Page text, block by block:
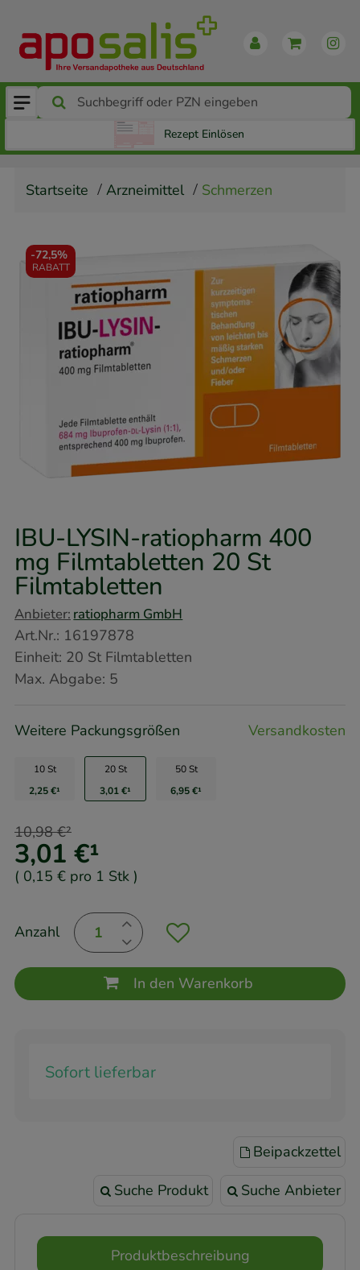
Rezept Einlösen
Startseite Arzneimittel Schmerzen
-72,5%
RABATT
IBU-LYSIN-ratiopharm 400
mg Filmtabletten 20 St
Filmtabletten
Anbieter: ratiopharm GmbH
Art.Nr.: 16197878
Einheit: 20 StFilmtabletten
Max. Abgabe: 5
Weitere Packungsgrößen Versandkosten
10 St
2,25 €¹
20 St
3,01 €¹
50 St
6,95 €¹
3,01 €¹
10,98 €²
( 0,15 € pro 1 Stk )
Anzahl
In den Warenkorb
Sofort lieferbar
Beipackzettel
Suche Produkt Suche Anbieter
Produktbeschreibung